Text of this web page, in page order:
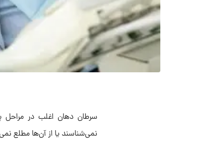
سرطان دهان اغلب در مراحل
نمی‌شناسند یا از آن‌ها مطلع